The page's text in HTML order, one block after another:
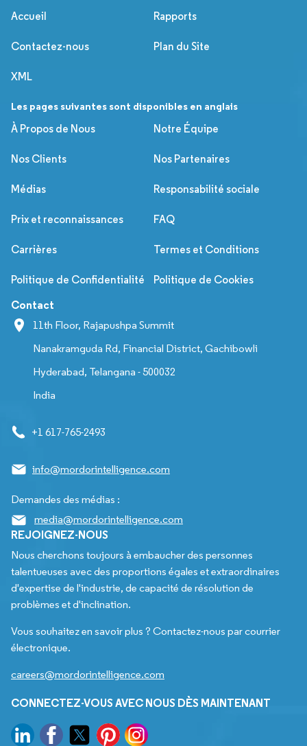
Accueil Rapports
Contactez-nous Plan du Site
XML
Les pages suivantes sont disponibles en anglais
À Propos de Nous
Notre Équipe
Nos Clients Nos Partenaires
Médias Responsabilité sociale
Prix et reconnaissances FAQ
Carrières Termes et Conditions
Politique de Confidentialité Politique de Cookies
Contact
11th Floor, Rajapushpa Summit
Nanakramguda Rd, Financial District, Gachibowli
Hyderabad, Telangana - 500032
India
+1 617-765-2493
info@mordorintelligence.com
Demandes des médias :
media@mordorintelligence.com
REJOIGNEZ-NOUS
Nous cherchons toujours à embaucher des personnes
talentueuses avec des proportions égales et extraordinaires
d'expertise de l'industrie, de capacité de résolution de
problèmes et d'inclination.
Vous souhaitez en savoir plus ? Contactez-nous par courrier
électronique.
careers@mordorintelligence.com
CONNECTEZ-VOUS AVEC NOUS DÈS MAINTENANT